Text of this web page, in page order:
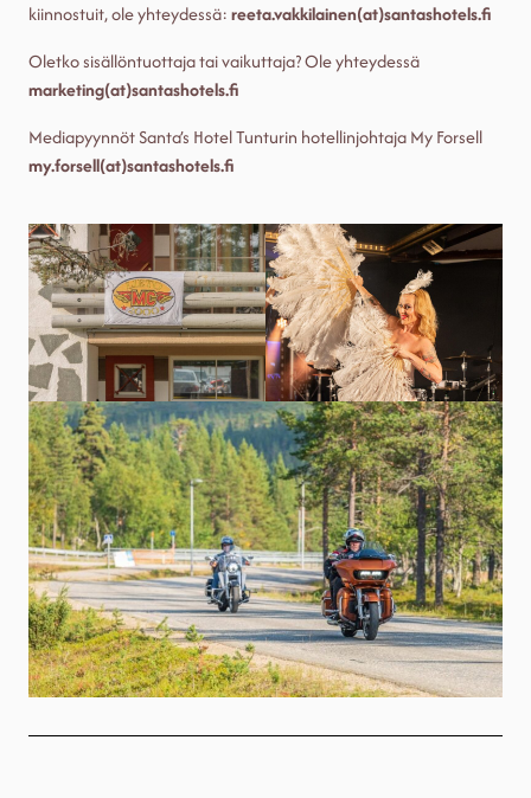
kiinnostuit, ole yhteydessä:reeta.vakkilainen(at)santashotels.fi
Oletko sisällöntuottaja tai vaikuttaja? Ole yhteydessä
marketing(at)santashotels.fi
Mediapyynnöt Santa’s Hotel Tunturin hotellinjohtaja My Forsell
my.forsell(at)santashotels.fi